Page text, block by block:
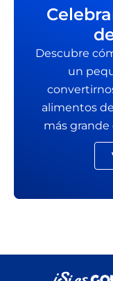
Descubre
un
alimentos
más grande